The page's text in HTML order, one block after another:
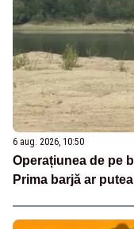
6 aug. 2026, 10:50
Operațiunea de pe
Prima barjă ar